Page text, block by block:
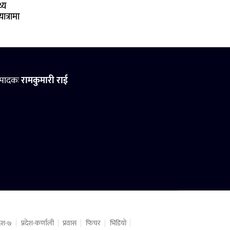
रामकुमारी राई
७ प्रदेश-कर्णाली प्रवास फिचर भिडियो